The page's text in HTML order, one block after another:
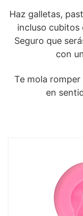
Haz galletas,
incluso cubitos
Seguro que
con
Te mola
en